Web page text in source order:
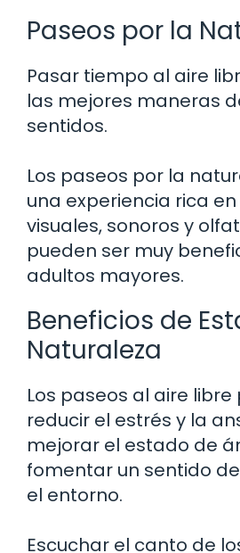
Paseos por la
Pasar tiempo al aire
las mejores maneras
sentidos.
Los paseos por la
una experiencia rica
visuales, sonoros y
pueden ser muy
adultos mayores.
Beneficios de
Naturaleza
Los paseos al aire libre
reducir el estrés y la
mejorar el estado de
fomentar un sentido
el entorno.
Escuchar el canto de